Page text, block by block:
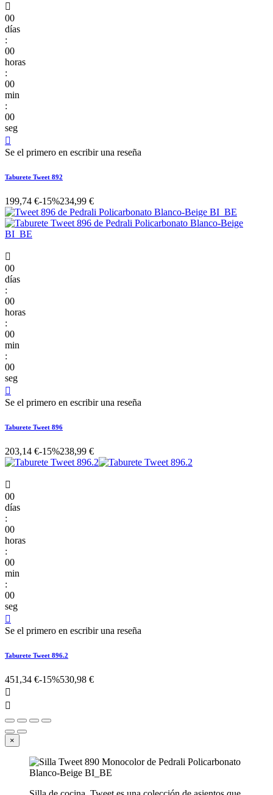

00
días
:
00
horas
:
00
min
:
00
seg

Se el primero en escribir una reseña
Taburete Tweet 892
199,74 €-15%234,99 €

00
días
:
00
horas
:
00
min
:
00
seg

Se el primero en escribir una reseña
Taburete Tweet 896
203,14 €-15%238,99 €

00
días
:
00
horas
:
00
min
:
00
seg

Se el primero en escribir una reseña
Taburete Tweet 896.2
451,34 €-15%530,98 €


×